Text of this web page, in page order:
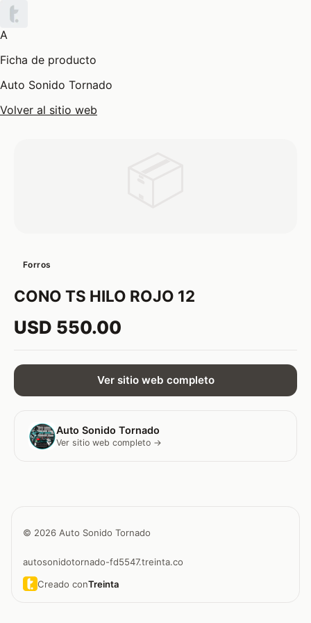
A
Ficha de producto
Auto Sonido Tornado
Volver al sitio web
Forros
CONO TS HILO ROJO 12
USD 550.00
Ver sitio web completo
Auto Sonido Tornado
Ver sitio web completo →
© 2026 Auto Sonido Tornado
autosonidotornado-fd5547.treinta.co
Creado conTreinta